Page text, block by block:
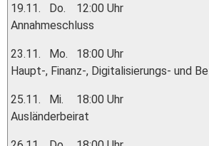
19.11. Do.
12:00 Uhr
Annahmeschluss
23.11. Mo.
18:00 Uhr
Haupt-, Finanz-, Digitalisierungs- und
25.11. Mi.
18:00 Uhr
Ausländerbeirat